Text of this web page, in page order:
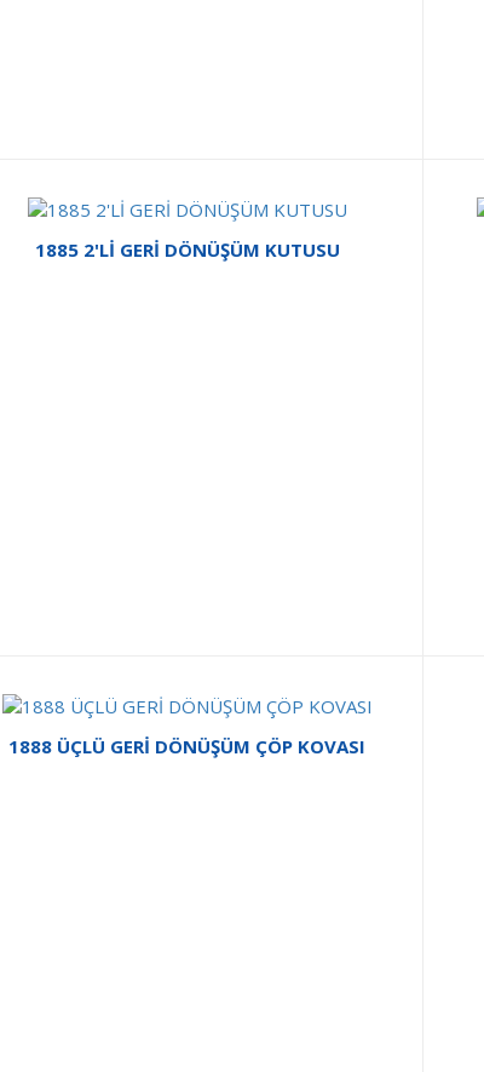
1885 2'Lİ GERİ DÖNÜŞÜM KUTUSU
1888 ÜÇLÜ GERİ DÖNÜŞÜM ÇÖP KOVASI